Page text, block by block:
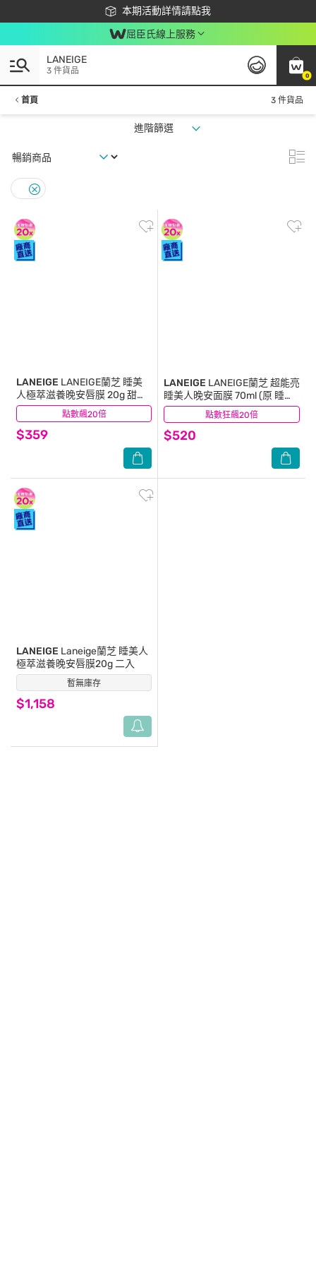
本期活動詳情請點我
下載app最高回饋$350
屈臣氏線上服務
0
LANEIGE
3 件貨品
首頁 3 件貨品
進階篩選
點數飆20倍
LANEIGE LANEIGE蘭芝 睡美
人極萃滋養晚安唇膜 20g 甜莓/
蜜柚 隨機
$359
(10) 點數狂飆20倍
LANEIGE LANEIGE蘭芝 超能亮
睡美人晚安面膜 70ml (原 睡美
人香氛水凝膜)
$520
(6)
暫無庫存
LANEIGE Laneige蘭芝 睡美人
極萃滋養晚安唇膜20g 二入
$1,158
(0)